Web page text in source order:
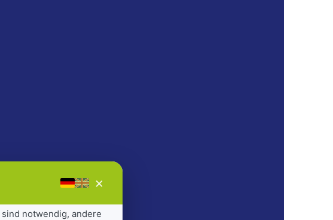
×
notwendig, andere